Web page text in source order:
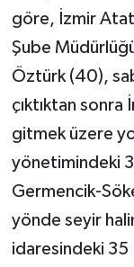
göre, İzmir
Şube
Öztürk (40),
çıktıktan
gitmek üzere
yönetimindeki
Germencik-
yönde seyir
idaresindeki 35
HABERDE
İNSAN
İş Dünyası
Jandarma
Kadın